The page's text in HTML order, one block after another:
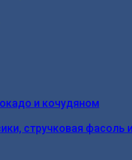
и кочудяном
стручковая фасоль